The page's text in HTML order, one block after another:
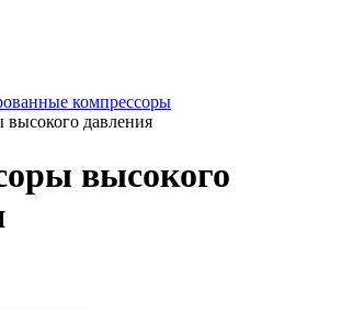
компрессоры
давления
высокого